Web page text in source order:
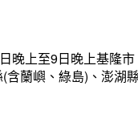
晚上至9日晚上基隆
蘭嶼、綠島)、澎湖